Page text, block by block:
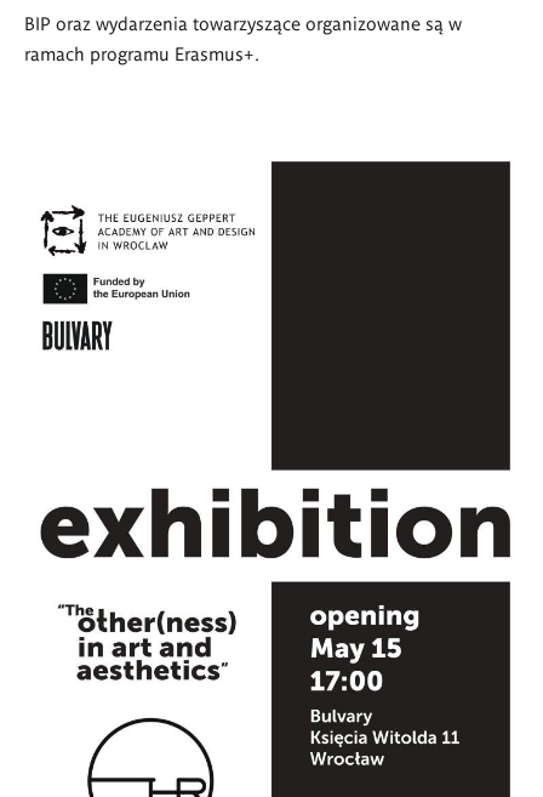
BIP oraz wydarzenia towarzyszące organizowane są w
ramach programu Erasmus+.